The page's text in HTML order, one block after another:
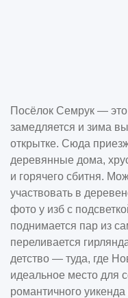
Посёлок Семрук —
замедляется и зима
открытке. Сюда
деревянные дома,
и горячего сбитня.
участвовать в
фото у изб с
поднимается пар из
переливается
детство — туда, где
идеальное место для
романтичного